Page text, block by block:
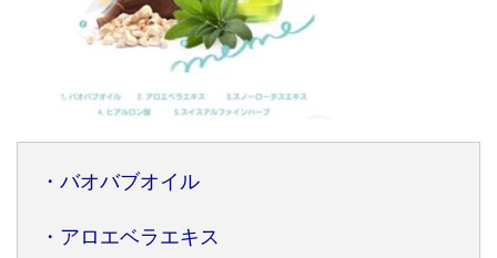
・バオバブオイル
・アロエベラエキス